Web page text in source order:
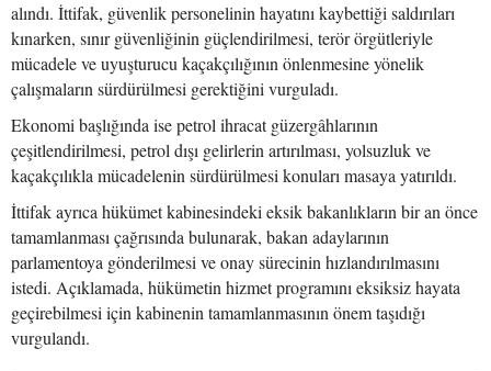
alındı. İttifak, güvenlik personelinin hayatını kaybettiği saldırıları
kınarken, sınır güvenliğinin güçlendirilmesi, terör örgütleriyle
mücadele ve uyuşturucu kaçakçılığının önlenmesine yönelik
çalışmaların sürdürülmesi gerektiğini vurguladı.
Ekonomi başlığında ise petrol ihracat güzergâhlarının
çeşitlendirilmesi, petrol dışı gelirlerin artırılması, yolsuzluk ve
kaçakçılıkla mücadelenin sürdürülmesi konuları masaya yatırıldı.
İttifak ayrıca hükümet kabinesindeki eksik bakanlıkların bir an önce
tamamlanması çağrısında bulunarak, bakan adaylarının
parlamentoya gönderilmesi ve onay sürecinin hızlandırılmasını
istedi. Açıklamada, hükümetin hizmet programını eksiksiz hayata
geçirebilmesi için kabinenin tamamlanmasının önem taşıdığı
vurgulandı.